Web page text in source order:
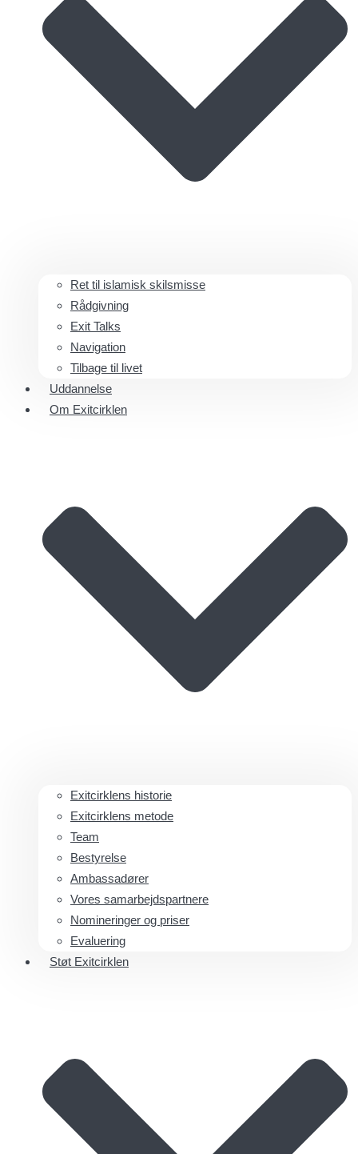
Ret til islamisk skilsmisse
Rådgivning
Exit Talks
Navigation
Tilbage til livet
Uddannelse
Om Exitcirklen
Exitcirklens historie
Exitcirklens metode
Team
Bestyrelse
Ambassadører
Vores samarbejdspartnere
Nomineringer og priser
Evaluering
Støt Exitcirklen